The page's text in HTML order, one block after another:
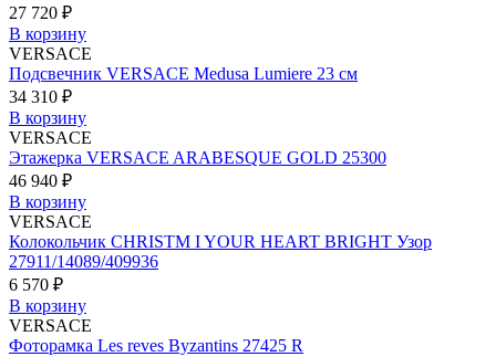
27 720 ₽
В корзину
VERSACE
Подсвечник VERSACE Medusa Lumiere 23 см
34 310 ₽
В корзину
VERSACE
Этажерка VERSACE ARABESQUE GOLD 25300
46 940 ₽
В корзину
VERSACE
Колокольчик CHRISTM I YOUR HEART BRIGHT Узор
27911/14089/409936
6 570 ₽
В корзину
VERSACE
Фоторамка Les reves Byzantins 27425 R